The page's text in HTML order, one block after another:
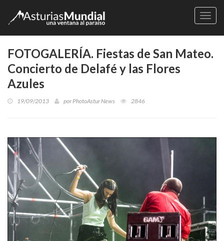
FOTOGALERÍA. Fiestas de San Mateo.
Concierto de Delafé y las Flores
Azules
19/09/2013 porPhotoAstur News 2846